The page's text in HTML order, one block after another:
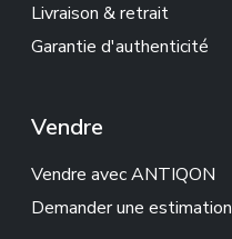
Livraison & retrait
Garantie d'authenticité
Vendre
Vendre avec ANTIQON
Demander une estimation